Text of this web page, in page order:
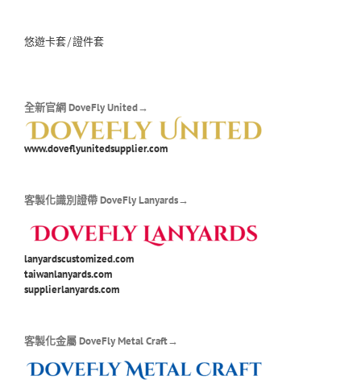
悠遊卡套/證件套
全新官網 DoveFly United→
www.doveflyunitedsupplier.com
客製化識別證帶 DoveFly Lanyards→
lanyardscustomized.com
taiwanlanyards.com
supplierlanyards.com
客製化金屬 DoveFly Metal Craft→